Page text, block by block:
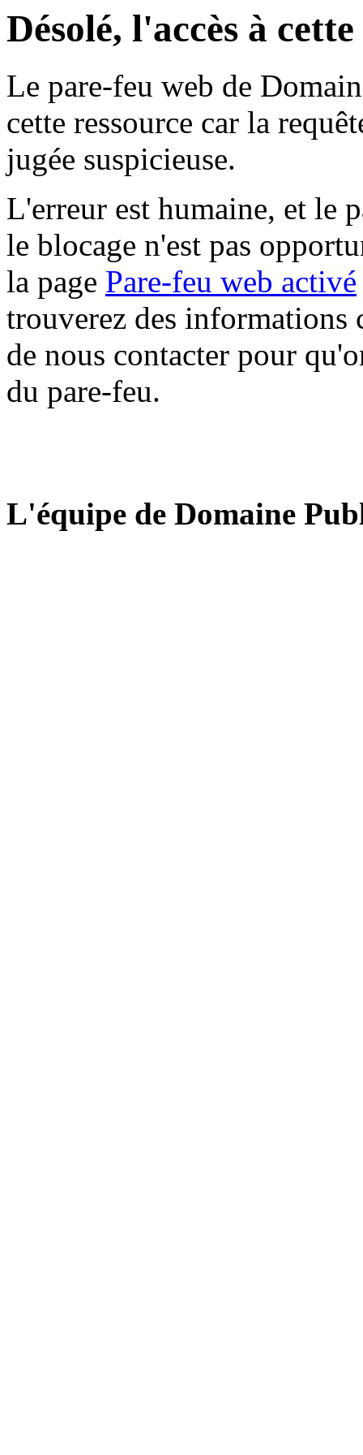
Désolé, l'accès à
Le pare-feu web de
cette ressource car la
jugée suspicieuse.
L'erreur est humaine, et le
le blocage n'est pas
la page Pare-feu web activé
trouverez des informations
de nous contacter pour
du pare-feu.
L'équipe de Domaine